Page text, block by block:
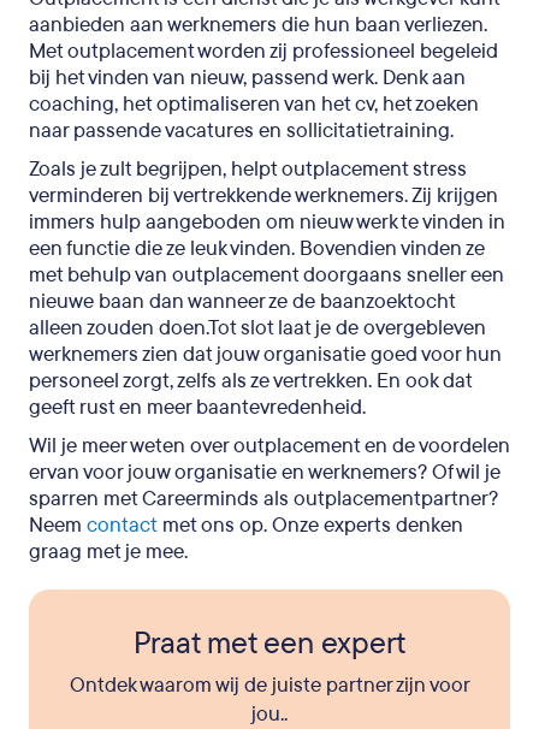
aanbieden aan werknemers die hun baan verliezen.
Met outplacement worden zij professioneel begeleid
bij het vinden van nieuw, passend werk. Denk aan
coaching, het optimaliseren van het cv, het zoeken
naar passende vacatures en sollicitatietraining.
Zoals je zult begrijpen, helpt outplacement stress
verminderen bij vertrekkende werknemers. Zij krijgen
immers hulp aangeboden om nieuw werk te vinden in
een functie die ze leuk vinden. Bovendien vinden ze
met behulp van outplacement doorgaans sneller een
nieuwe baan dan wanneer ze de baanzoektocht
alleen zouden doen.Tot slot laat je de overgebleven
werknemers zien dat jouw organisatie goed voor hun
personeel zorgt, zelfs als ze vertrekken. En ook dat
geeft rust en meer baantevredenheid.
Wil je meer weten over outplacement en de voordelen
ervan voor jouw organisatie en werknemers? Of wil je
sparren met Careerminds als outplacementpartner?
Neem contact met ons op. Onze experts denken
graag met je mee.
Praat met een expert
Ontdek waarom wij de juiste partner zijn voor
jou..